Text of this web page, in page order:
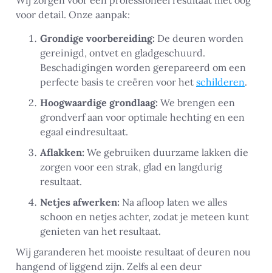
voor detail. Onze aanpak:
Grondige voorbereiding: De deuren worden
gereinigd, ontvet en gladgeschuurd.
Beschadigingen worden gerepareerd om een
perfecte basis te creëren voor het schilderen.
Hoogwaardige grondlaag: We brengen een
grondverf aan voor optimale hechting en een
egaal eindresultaat.
Aflakken: We gebruiken duurzame lakken die
zorgen voor een strak, glad en langdurig
resultaat.
Netjes afwerken: Na afloop laten we alles
schoon en netjes achter, zodat je meteen kunt
genieten van het resultaat.
Wij garanderen het mooiste resultaat of deuren nou
hangend of liggend zijn. Zelfs al een deur